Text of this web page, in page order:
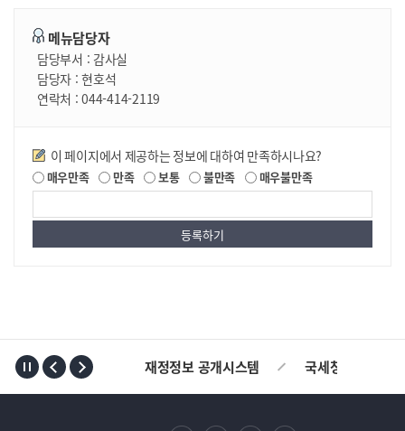
메뉴담당자
담당부서 : 감사실
담당자 :현호석
연락처 :044-414-2119
만족도조사
이 페이지에서 제공하는 정보에 대하여 만족하시나요?
매우만족 만족 보통 불만족 매우불만족
재정정보 공개시스템 국세청